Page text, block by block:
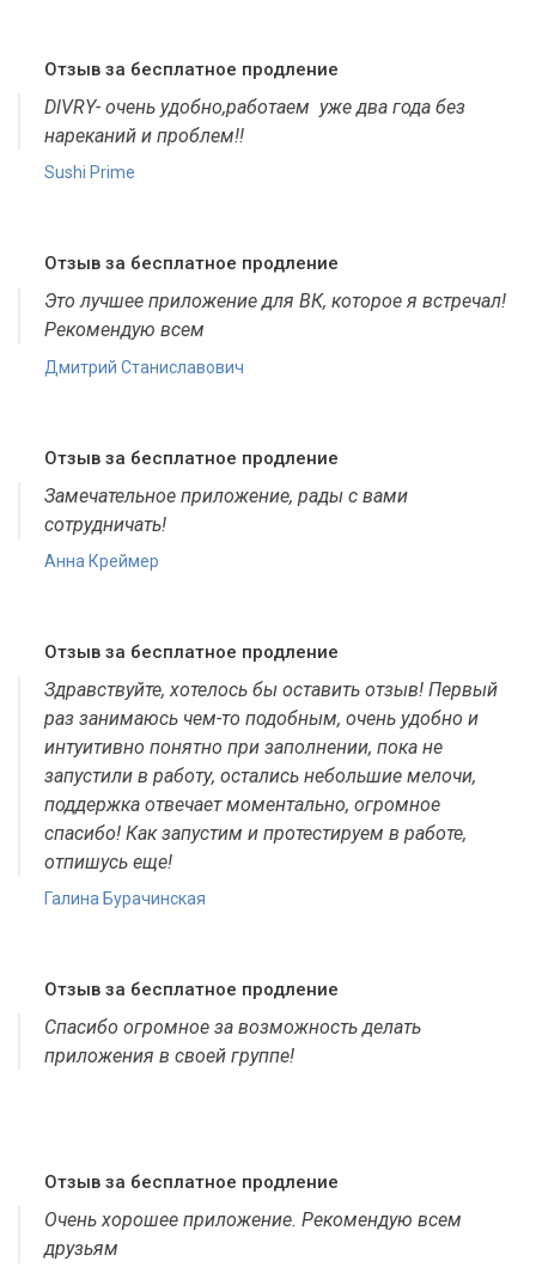
Отзыв за бесплатное продление
DlVRY- очень удобно,работаем уже два года без
нареканий и проблем!!
Sushi Prime
Отзыв за бесплатное продление
Это лучшее приложение для ВК, которое я встречал!
Рекомендую всем
Дмитрий Станиславович
Отзыв за бесплатное продление
Замечательное приложение, рады с вами
сотрудничать!
Анна Креймер
Отзыв за бесплатное продление
Здравствуйте, хотелось бы оставить отзыв! Первый
раз занимаюсь чем-то подобным, очень удобно и
интуитивно понятно при заполнении, пока не
запустили в работу, остались небольшие мелочи,
поддержка отвечает моментально, огромное
спасибо! Как запустим и протестируем в работе,
отпишусь еще!
Галина Бурачинская
Отзыв за бесплатное продление
Спасибо огромное за возможность делать
приложения в своей группе!
Отзыв за бесплатное продление
Очень хорошее приложение. Рекомендую всем
друзьям